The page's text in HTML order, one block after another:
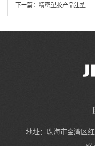
下一篇： 精密塑胶产品注塑
地址：珠海市金湾区